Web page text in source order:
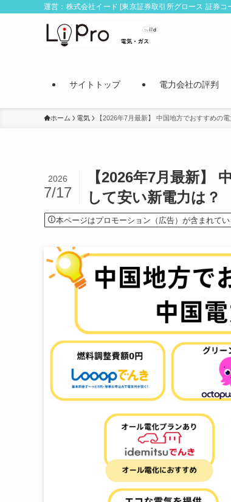
運営：株式会社イード [東京証券取引所グロース 証券コ
サイトトップ 電力会社の評判
ホーム 電気 【2026年7月最新】 中国地方でおすすめの
【2026年7月最新】
して安い新電力は？
2026
7/17
本ページはプロモーション（広告）が含まれてい